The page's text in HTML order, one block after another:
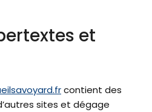
et
contient des
sites et dégage